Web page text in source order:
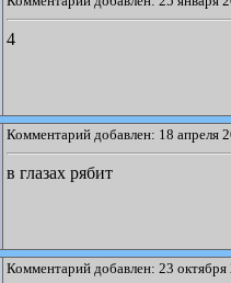
4
Комментарий добавлен: 18 апреля
в глазах рябит
Комментарий добавлен: 23